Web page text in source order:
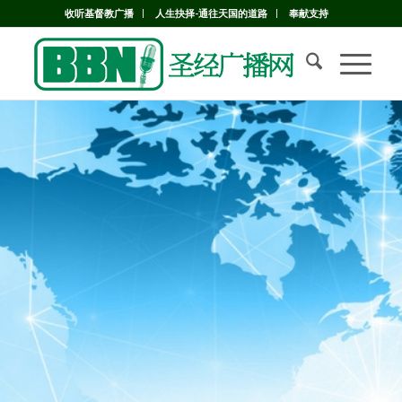
收听基督教广播 人生抉择-通往天国的道路 奉献支持